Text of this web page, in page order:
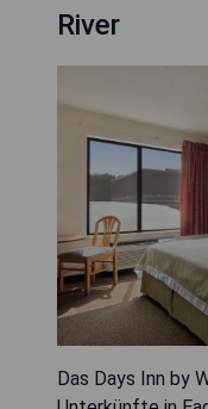
River
Das Days Inn by